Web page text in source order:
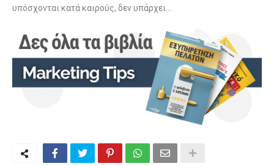
υπόσχονται κατά καιρούς, δεν υπάρχει...